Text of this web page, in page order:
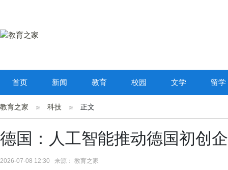
首页 新闻 教育 校园 文学 留学
教育之家 科技 正文
德国：人工智能推动德国初创
2026-07-08 12:30 来源： 教育之家